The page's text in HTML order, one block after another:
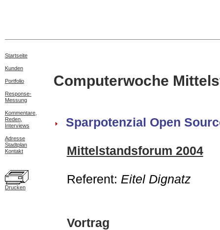
Startseite
Kunden
Portfolio
Response-
Messung
Kommentare,
Reden,
Interviews
Adresse
Stadtplan
Kontakt
Drucken
Computerwoche
Sparpotenzial Open
Mittelstandsforum 2004
Referent: Eitel Dignatz
Vortrag